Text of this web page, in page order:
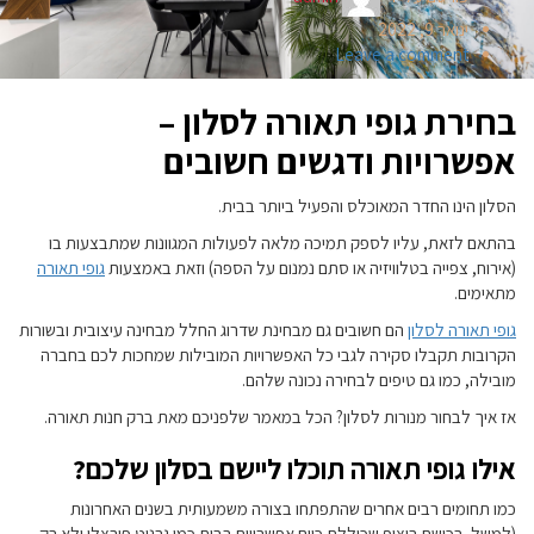
ינואר 9, 2022
Leave a comment
בחירת גופי תאורה לסלון –
אפשרויות ודגשים חשובים
הסלון הינו החדר המאוכלס והפעיל ביותר בבית.
בהתאם לזאת, עליו לספק תמיכה מלאה לפעולות המגוונות שמתבצעות בו
(אירוח, צפייה בטלוויזיה או סתם נמנום על הספה) וזאת באמצעות גופי תאורה
מתאימים.
גופי תאורה לסלון הם חשובים גם מבחינת שדרוג החלל מבחינה עיצובית ובשורות
הקרובות תקבלו סקירה לגבי כל האפשרויות המובילות שמחכות לכם בחברה
מובילה, כמו גם טיפים לבחירה נכונה שלהם.
אז איך לבחור מנורות לסלון? הכל במאמר שלפניכם מאת ברק חנות תאורה.
אילו גופי תאורה תוכלו ליישם בסלון שלכם?
כמו תחומים רבים אחרים שהתפתחו בצורה משמעותית בשנים האחרונות